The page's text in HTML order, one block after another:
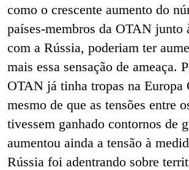
como o crescente aumento do
países-membros da OTAN junto
com a Rússia, poderiam ter
mais essa sensação de ameaça.
OTAN já tinha tropas na Europa
mesmo de que as tensões entre
tivessem ganhado contornos de
aumentou ainda a tensão à
Rússia foi adentrando sobre